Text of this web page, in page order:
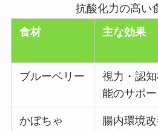
抗酸化力の高い
食材
主な効果
ブルーベリー
視力・認
能のサポー
かぼちゃ
腸内環境